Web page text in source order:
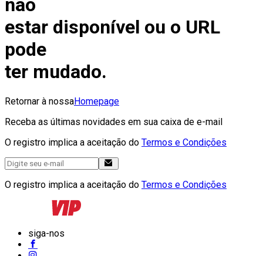
não
estar disponível ou o URL
pode
ter mudado.
Retornar à nossaHomepage
Receba as últimas novidades em sua caixa de e-mail
O registro implica a aceitação do Termos e Condições
O registro implica a aceitação do Termos e Condições
siga-nos